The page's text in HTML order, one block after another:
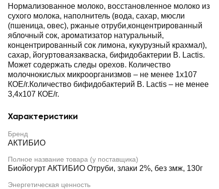
Нормализованное молоко, восстановленное молоко из
сухого молока, наполнитель (вода, сахар, мюсли
(пшеница, овес), ржаные отруби,концентрированный
яблочный сок, ароматизатор натуральный,
концентрированный сок лимона, кукурузный крахмал),
сахар, йогуртоваязакваска, бифидобактерии B. Lactis.
Может содержать следы орехов. Количество
молочнокислых микроорганизмов – не менее 1х107
КОЕ/г.Количество бифидобактерий B. Lactis – не менее
3,4х107 КОЕ/г.
Характеристики
Бренд
АКТИБИО
Полное название товара (у поставщика)
Биойогурт АКТИБИО Отруби, злаки 2%, без змж, 130г
Энергетическая ценность